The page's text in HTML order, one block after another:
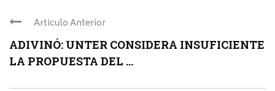
Articulo Anterior
ADIVINÓ: UNTER CONSIDERA INSUFICIENTE
LA PROPUESTA DEL ...